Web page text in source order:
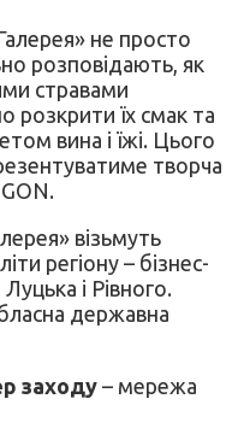
не просто
розповідають, як
стравами
розкрити їх смак та
вина і їжі. Цього
творча
візьмуть
регіону – бізнес-
Луцька і Рівного.
державна
заходу – мережа